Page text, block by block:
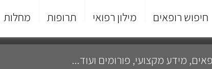
חיפוש רופאים מילון רפואי תרופות מחלות